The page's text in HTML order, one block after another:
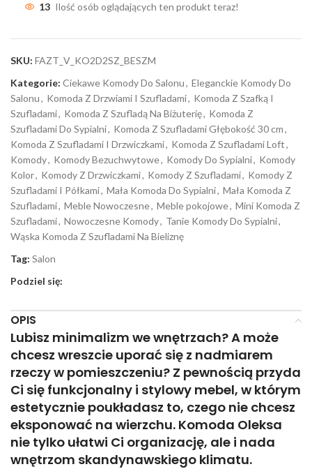
13 Ilość osób oglądających ten produkt teraz!
SKU: FAZT_V_KO2D2SZ_BESZM
Kategorie: Ciekawe Komody Do Salonu, Eleganckie Komody Do
Salonu, Komoda Z Drzwiami I Szufladami, Komoda Z Szafką I
Szufladami, Komoda Z Szufladą Na Biżuterię, Komoda Z
Szufladami Do Sypialni, Komoda Z Szufladami Głębokość 30 cm,
Komoda Z Szufladami I Drzwiczkami, Komoda Z Szufladami Loft,
Komody, Komody Bezuchwytowe, Komody Do Sypialni, Komody
Kolor, Komody Z Drzwiczkami, Komody Z Szufladami, Komody Z
Szufladami I Półkami, Mała Komoda Do Sypialni, Mała Komoda Z
Szufladami, Meble Nowoczesne, Meble pokojowe, Mini Komoda Z
Szufladami, Nowoczesne Komody, Tanie Komody Do Sypialni,
Wąska Komoda Z Szufladami Na Bieliznę
Tag: Salon
Podziel się:
OPIS
Lubisz minimalizm we wnętrzach? A może
chcesz wreszcie uporać się z nadmiarem
rzeczy w pomieszczeniu? Z pewnością przyda
Ci się funkcjonalny i stylowy mebel, w którym
estetycznie poukładasz to, czego nie chcesz
eksponować na wierzchu. Komoda Oleksa
nie tylko ułatwi Ci organizację, ale i nada
wnętrzom skandynawskiego klimatu.